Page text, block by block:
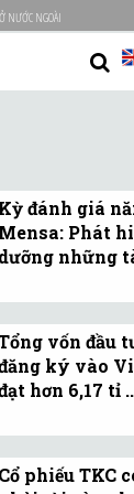
NƯỚC NGOÀI
Kỳ đánh giá
Mensa: Phát
dưỡng những
được
bước
trình phát
tài
Việt.
vốn đầu
ký vào
hơn 6,17 tỉ
điều chỉnh
Cổ phiếu TKC